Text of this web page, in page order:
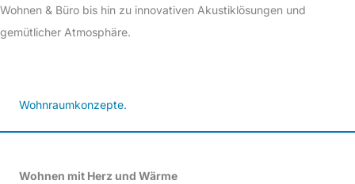
Wohnen & Büro bis hin zu innovativen Akustiklösungen und
gemütlicher Atmosphäre.
Wohnraumkonzepte.
Wohnen mit Herz und Wärme